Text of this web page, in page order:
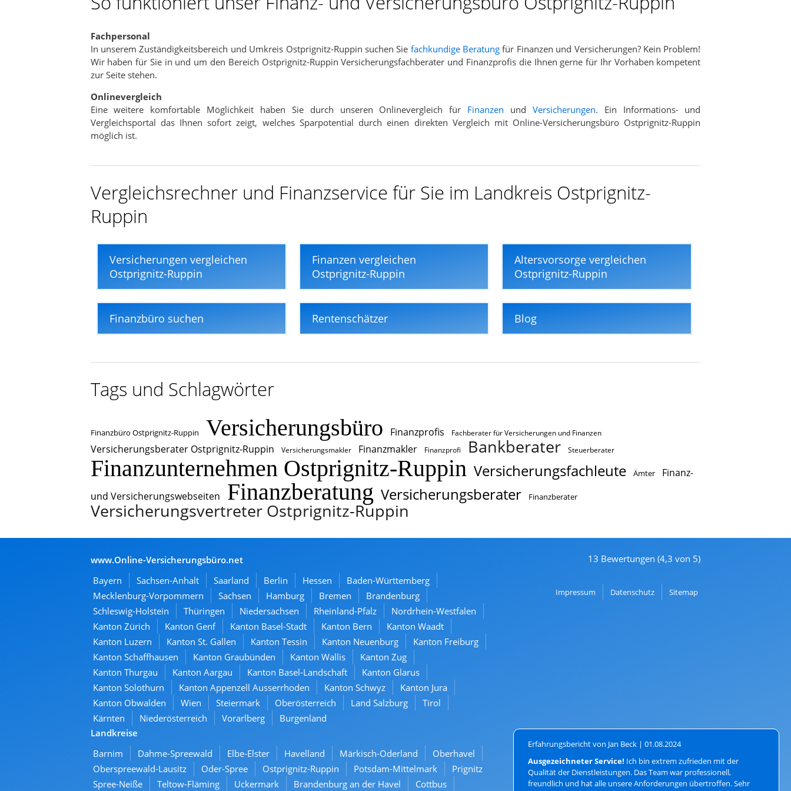
Erfahrungsbericht von Jan Beck | 01.08.2024
Ausgezeichneter Service! Ich bin extrem zufrieden mit der
Qualität der Dienstleistungen. Das Team war professionell,
freundlich und hat alle unsere Anforderungen übertroffen. Sehr
In nur wenigen Minuten
Fachpersonal
In unserem Zuständigkeitsbereich und Umkreis Ostprignitz-Ruppin suchen Sie fachkundige Beratung für Finanzen und Versicherungen? Kein Problem!
Wir haben für Sie in und um den Bereich Ostprignitz-Ruppin Versicherungsfachberater und Finanzprofis die Ihnen gerne für Ihr Vorhaben kompetent
zur Seite stehen.
Onlinevergleich
Eine weitere komfortable Möglichkeit haben Sie durch unseren Onlinevergleich für Finanzen und Versicherungen. Ein Informations- und
Vergleichsportal das Ihnen sofort zeigt, welches Sparpotential durch einen direkten Vergleich mit Online-Versicherungsbüro Ostprignitz-Ruppin
möglich ist.
Vergleichsrechner und Finanzservice für Sie im Landkreis Ostprignitz-
Ruppin
Versicherungen vergleichen
Ostprignitz-Ruppin
Finanzen vergleichen
Ostprignitz-Ruppin
Altersvorsorge vergleichen
Ostprignitz-Ruppin
Finanzbüro suchen Rentenschätzer Blog
Tags und Schlagwörter
Finanzbüro Ostprignitz-Ruppin Versicherungsbüro Finanzprofis Fachberater für Versicherungen und Finanzen
Versicherungsberater Ostprignitz-Ruppin Versicherungsmakler Finanzmakler Finanzprofi Bankberater Steuerberater
Finanzunternehmen Ostprignitz-Ruppin Versicherungsfachleute Ämter
Finanz-
und Versicherungswebseiten
Finanzberatung Versicherungsberater Finanzberater
Versicherungsvertreter Ostprignitz-Ruppin
www.Online-Versicherungsbüro.net
Bayern
Sachsen-Anhalt Saarland Berlin Hessen
Baden-Württemberg
Mecklenburg-Vorpommern
Sachsen Hamburg Bremen
Brandenburg
Schleswig-Holstein
Thüringen Niedersachsen Rheinland-Pfalz
Nordrhein-Westfalen
Kanton Zürich
Kanton Genf Kanton Basel-Stadt Kanton Bern
Kanton Waadt
Kanton Luzern
Kanton St. Gallen Kanton Tessin Kanton Neuenburg
Kanton Freiburg
Kanton Schaffhausen
Kanton Graubünden Kanton Wallis
Kanton Zug
Kanton Thurgau
Kanton Aargau Kanton Basel-Landschaft
Kanton Glarus
Kanton Solothurn
Kanton Appenzell Ausserrhoden Kanton Schwyz
Kanton Jura
Kanton Obwalden
Wien Steiermark Oberösterreich Land Salzburg
Tirol
Kärnten
Niederösterreich Vorarlberg
Burgenland
Landkreise
Barnim
Dahme-Spreewald Elbe-Elster Havelland Märkisch-Oderland
Oberhavel
Oberspreewald-Lausitz
Oder-Spree Ostprignitz-Ruppin Potsdam-Mittelmark
Prignitz
Spree-Neiße
Teltow-Fläming Uckermark Brandenburg an der Havel Cottbus
13 Bewertungen (4,3 von 5)
Navigation
Impressum Datenschutz Sitemap